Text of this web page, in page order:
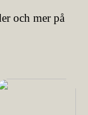
och mer på